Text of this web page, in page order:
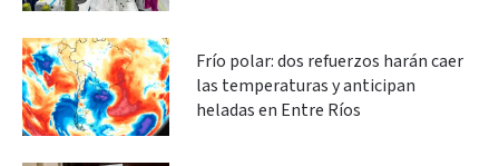
Frío polar: dos refuerzos harán caer
las temperaturas y anticipan
heladas en Entre Ríos